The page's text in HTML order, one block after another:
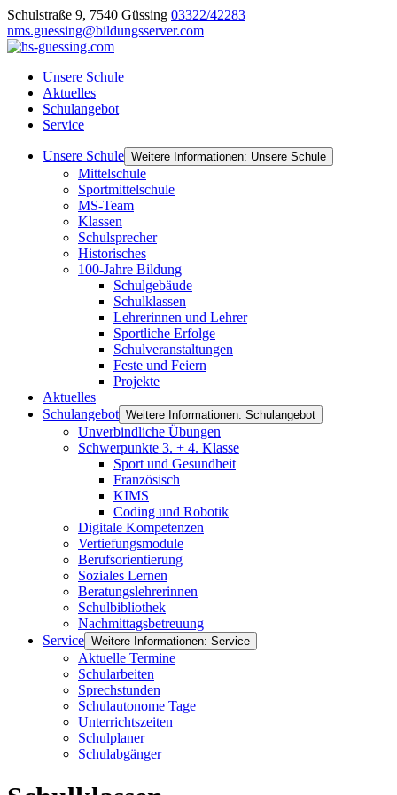
Schulstraße 9, 7540 Güssing 03322/42283
nms.guessing@bildungsserver.com
Unsere Schule
Aktuelles
Schulangebot
Service
Unsere Schule Weitere Informationen: Unsere Schule
Mittelschule
Sportmittelschule
MS-Team
Klassen
Schulsprecher
Historisches
100-Jahre Bildung
Schulgebäude
Schulklassen
Lehrerinnen und Lehrer
Sportliche Erfolge
Schulveranstaltungen
Feste und Feiern
Projekte
Aktuelles
Schulangebot Weitere Informationen: Schulangebot
Unverbindliche Übungen
Schwerpunkte 3. + 4. Klasse
Sport und Gesundheit
Französisch
KIMS
Coding und Robotik
Digitale Kompetenzen
Vertiefungsmodule
Berufsorientierung
Soziales Lernen
Beratungslehrerinnen
Schulbibliothek
Nachmittagsbetreuung
Service Weitere Informationen: Service
Aktuelle Termine
Schularbeiten
Sprechstunden
Schulautonome Tage
Unterrichtszeiten
Schulplaner
Schulabgänger